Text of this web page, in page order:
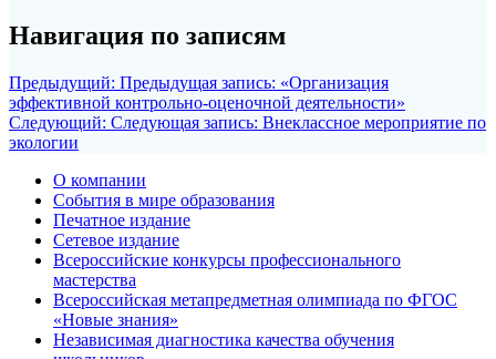
Навигация по записям
Предыдущий: Предыдущая запись: «Организация
эффективной контрольно-оценочной деятельности»
Следующий: Следующая запись: Внеклассное мероприятие по
экологии
О компании
События в мире образования
Печатное издание
Сетевое издание
Всероссийские конкурсы профессионального
мастерства
Всероссийская метапредметная олимпиада по ФГОС
«Новые знания»
Независимая диагностика качества обучения